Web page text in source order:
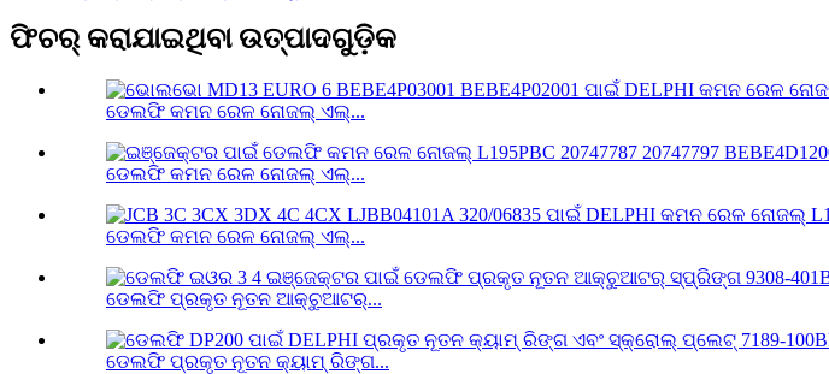
ଫିଚର୍ କରାଯାଇଥିବା ଉତ୍ପାଦଗୁଡ଼ିକ
ଡେଲଫି କମନ ରେଳ ନୋଜଲ୍ ଏଲ୍...
ଡେଲଫି କମନ ରେଳ ନୋଜଲ୍ ଏଲ୍...
ଡେଲଫି କମନ ରେଳ ନୋଜଲ୍ ଏଲ୍...
ଡେଲଫି ପ୍ରକୃତ ନୂତନ ଆକ୍ଚୁଆଟର୍...
ଡେଲଫି ପ୍ରକୃତ ନୂତନ କ୍ୟାମ୍ ରିଙ୍ଗ...